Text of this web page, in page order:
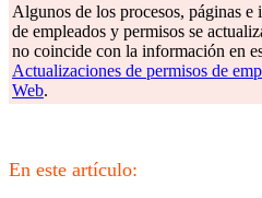
Algunos de los procesos, páginas
de empleados y permisos se
no coincide con la información en
Actualizaciones de permisos de
Web.
En este artículo: